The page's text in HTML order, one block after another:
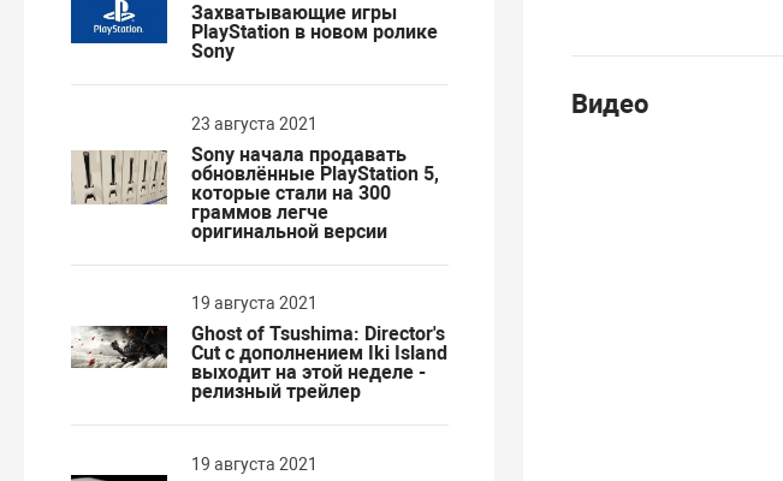
Видео
Захватывающие игры
PlayStation в новом ролике
Sony
23 августа 2021
Sony начала продавать
обновлённые PlayStation 5,
которые стали на 300
граммов легче
оригинальной версии
19 августа 2021
Ghost of Tsushima: Director's
Cut с дополнением Iki Island
выходит на этой неделе -
релизный трейлер
19 августа 2021